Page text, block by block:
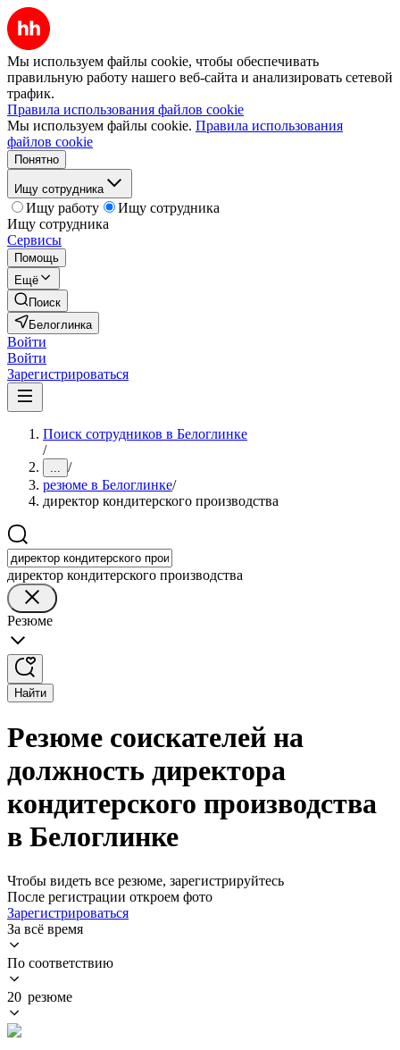
Мы используем файлы cookie, чтобы обеспечивать
правильную работу нашего веб-сайта и анализировать сетевой
трафик.
Правила использования файлов cookie
Мы используем файлы cookie. Правила использования
файлов cookie
Понятно
Ищу сотрудника
Ищу работу
Ищу сотрудника
Ищу сотрудника
Сервисы
Помощь
Ещё
Поиск
Белоглинка
Войти
Войти
Зарегистрироваться
Поиск сотрудников в Белоглинке
/
... /
резюме в Белоглинке/
директор кондитерского производства
директор кондитерского производства
Резюме
Найти
Резюме соискателей на
должность директора
кондитерского производства
в Белоглинке
Чтобы видеть все резюме, зарегистрируйтесь
После регистрации откроем фото
Зарегистрироваться
За всё время
По соответствию
20 резюме